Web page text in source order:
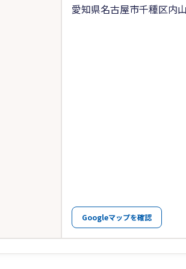
愛知県名古屋市千種区内
Googleマップを確認